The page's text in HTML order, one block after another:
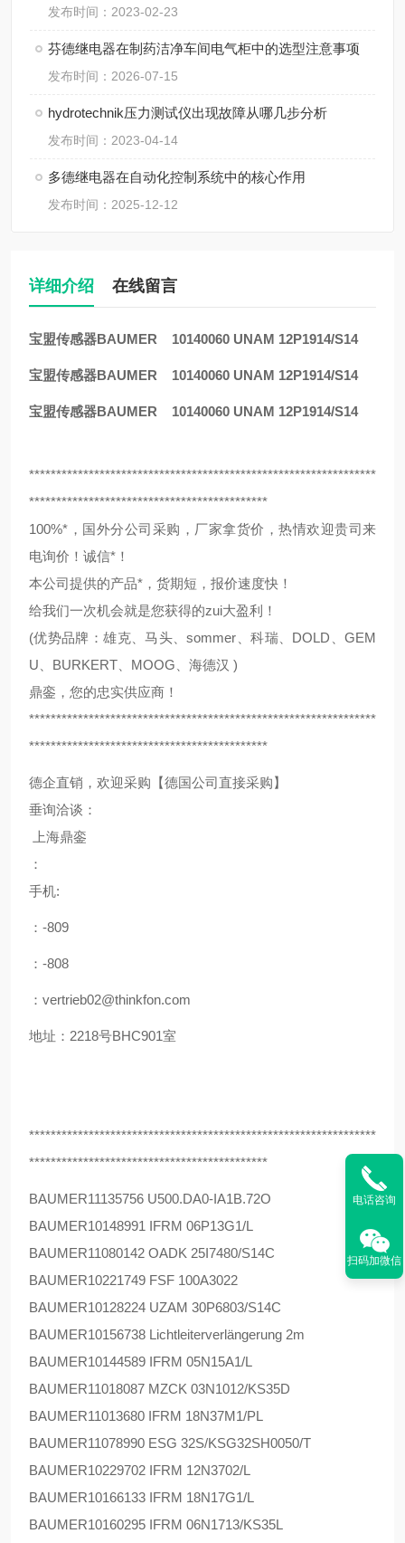
发布时间：2023-02-23
芬德继电器在制药洁净车间电气柜中的选型注意事项
发布时间：2026-07-15
hydrotechnik压力测试仪出现故障从哪几步分析
发布时间：2023-04-14
多德继电器在自动化控制系统中的核心作用
发布时间：2025-12-12
详细介绍 在线留言
宝盟传感器BAUMER 10140060 UNAM 12P1914/S14
宝盟传感器BAUMER 10140060 UNAM 12P1914/S14
宝盟传感器BAUMER 10140060 UNAM 12P1914/S14
****************************************************************
********************************************
100%*，国外分公司采购，厂家拿货价，热情欢迎贵司来
电询价！诚信*！
本公司提供的产品*，货期短，报价速度快！
给我们一次机会就是您获得的zui大盈利！
(优势品牌：雄克、马头、sommer、科瑞、DOLD、GEM
U、BURKERT、MOOG、海德汉 )
鼎銮，您的忠实供应商！
****************************************************************
********************************************
德企直销，欢迎采购【德国公司直接采购】
垂询洽谈：
上海鼎銮
：
手机:
：-809
：-808
：vertrieb02@thinkfon.com
地址：2218号BHC901室
****************************************************************
********************************************
BAUMER11135756 U500.DA0-IA1B.72O
BAUMER10148991 IFRM 06P13G1/L
BAUMER11080142 OADK 25I7480/S14C
BAUMER10221749 FSF 100A3022
BAUMER10128224 UZAM 30P6803/S14C
BAUMER10156738 Lichtleiterverlängerung 2m
BAUMER10144589 IFRM 05N15A1/L
BAUMER11018087 MZCK 03N1012/KS35D
BAUMER11013680 IFRM 18N37M1/PL
BAUMER11078990 ESG 32S/KSG32SH0050/T
BAUMER10229702 IFRM 12N3702/L
BAUMER10166133 IFRM 18N17G1/L
BAUMER10160295 IFRM 06N1713/KS35L
电话咨询
扫码加微信